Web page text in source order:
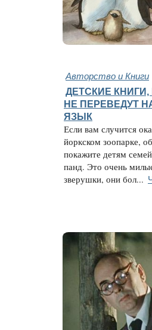
Авторство и Книги
ДЕТСКИЕ
НЕ ПЕРЕВЕДУТ
ЯЗЫК
Если вам случится
йоркском зоопарке,
покажите детям
панд. Это очень
зверушки, они бол...